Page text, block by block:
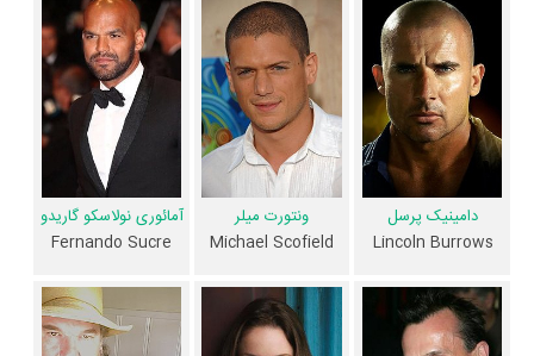
داستان فرار از زندان منتشر شده است، می‌خوانیم: «همه افراد تلاش می‌کنند تا
به نحوی از زندان خارج شوند اما Michael Scofield تمام تلاش خود را
می‌کند تا به زندان راه یابد. برادر وی که متهم به قتل شده است و در آستانه
اعدام قرار دارد کاملا بی‌گناه است و Michael با به کار گرفتن حیله‌های مختلف
سعی در وارد شدن به زندان و نجات برادرش دارد...»
سریال فرار از زندان و کارنامه فعالیت کارگردان و بازیگران
نکات جذابی را می‌توان بیان کرد. براساس آمارها سریال فرار از زندان به طور
متوسط فعالیت 6ام بازیگران این اثر است. براساس امتیاز مردم سریال فرار از
دامینیک پرسل
Lincoln Burrows
ونتورت میلر
Michael Scofield
آمائوری نولاسکو گاریدو
Fernando Sucre